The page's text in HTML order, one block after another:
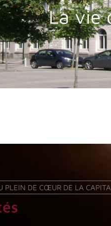
La vie
PLEIN DE CŒUR DE LA